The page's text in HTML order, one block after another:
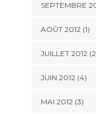
SEPTEMBRE
AOÛT 2012(1)
JUILLET 2012
JUIN 2012(4)
MAI 2012(3)